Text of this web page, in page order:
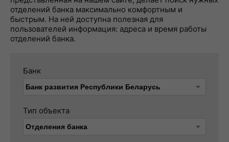
отделений банка максимально комфортным и
быстрым. На ней доступна полезная для
пользователей информация: адреса и время работы
отделений банка.
Банк
Тип объекта